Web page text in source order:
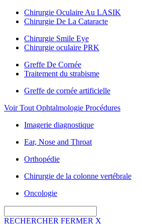
Chirurgie Oculaire Au LASIK
Chirurgie De La Cataracte
Chirurgie Smile Eye
Chirurgie oculaire PRK
Greffe De Cornée
Traitement du strabisme
Greffe de cornée artificielle
Voir Tout Ophtalmologie Procédures
Imagerie diagnostique
Ear, Nose and Throat
Orthopédie
Chirurgie de la colonne vertébrale
Oncologie
RECHERCHER FERMER X